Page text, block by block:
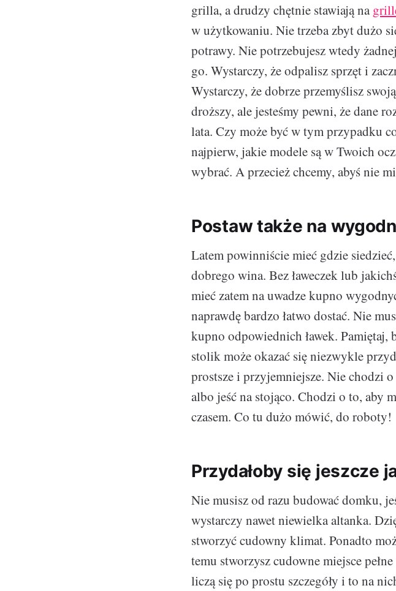
grilla, a drudzy chętnie stawiają na
w użytkowaniu. Nie trzeba zbyt dużo
potrawy. Nie potrzebujesz wtedy
go. Wystarczy, że odpalisz sprzęt i
Wystarczy, że dobrze przemyślisz
droższy, ale jesteśmy pewni, że dane
lata. Czy może być w tym przypadku
najpierw, jakie modele są w Twoich
wybrać. A przecież chcemy, abyś nie
Postaw także na
Latem powinniście mieć gdzie
dobrego wina. Bez ławeczek lub
mieć zatem na uwadze kupno
naprawdę bardzo łatwo dostać. Nie
kupno odpowiednich ławek.
stolik może okazać się niezwykle
prostsze i przyjemniejsze. Nie chodzi
albo jeść na stojąco. Chodzi o to, aby
czasem. Co tu dużo mówić, do roboty!
Przydałoby się jeszcze
Nie musisz od razu budować domku,
wystarczy nawet niewielka altanka.
stworzyć cudowny klimat. Ponadto
temu stworzysz cudowne miejsce
liczą się po prostu szczegóły i to na